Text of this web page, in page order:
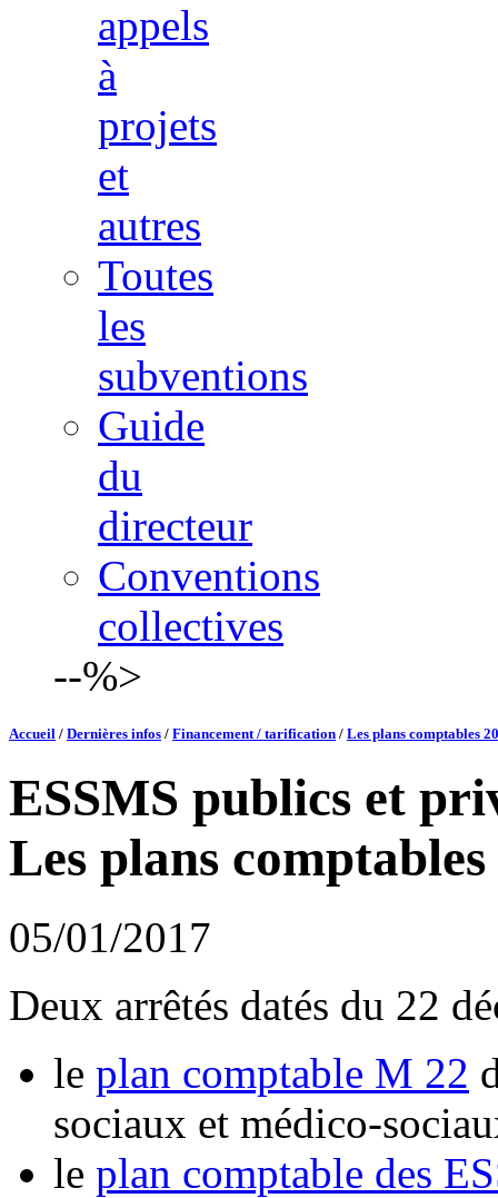
appels
à
projets
et
autres
Toutes
les
subventions
Guide
du
directeur
Conventions
collectives
--%>
Accueil / Dernières infos / Financement / tarification / Les plans comptables
ESSMS publics et
Les plans
05/01/2017
Deux arrêtés datés du 22
le plan comptable M 22
sociaux et médico-
le plan comptable des